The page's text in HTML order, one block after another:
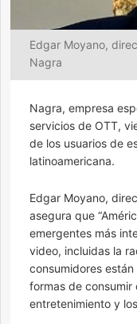
Edgar Moyano,
Nagra
Nagra, empresa
servicios de OTT,
de los usuarios de
latinoamericana.
Edgar Moyano,
asegura que
emergentes más
video, incluidas la
consumidores
formas de consumir
entretenimiento y